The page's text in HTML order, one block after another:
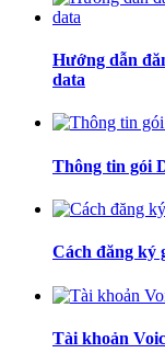
Hướng dẫn
data
Thông tin gói
Cách đăng ký
Tài khoản